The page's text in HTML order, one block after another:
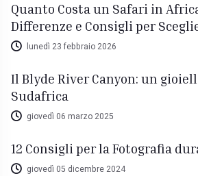
Quanto Costa un Safari in
Differenze e Consigli per
lunedì 23 febbraio 2026
Il Blyde River Canyon: un
Sudafrica
giovedì 06 marzo 2025
12 Consigli per la Fotografia
giovedì 05 dicembre 2024